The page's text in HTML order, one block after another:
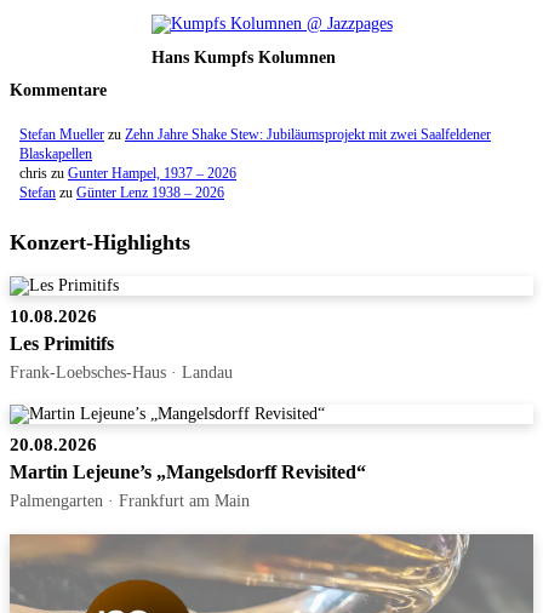
Hans Kumpfs Kolumnen
Kommentare
Stefan Mueller zu Zehn Jahre Shake Stew: Jubiläumsprojekt mit zwei Saalfeldener
Blaskapellen
chris zu Gunter Hampel, 1937 – 2026
Stefan zu Günter Lenz 1938 – 2026
Konzert-Highlights
10.08.2026
Les Primitifs
Frank-Loebsches-Haus · Landau
20.08.2026
Martin Lejeune’s „Mangelsdorff Revisited“
Palmengarten · Frankfurt am Main